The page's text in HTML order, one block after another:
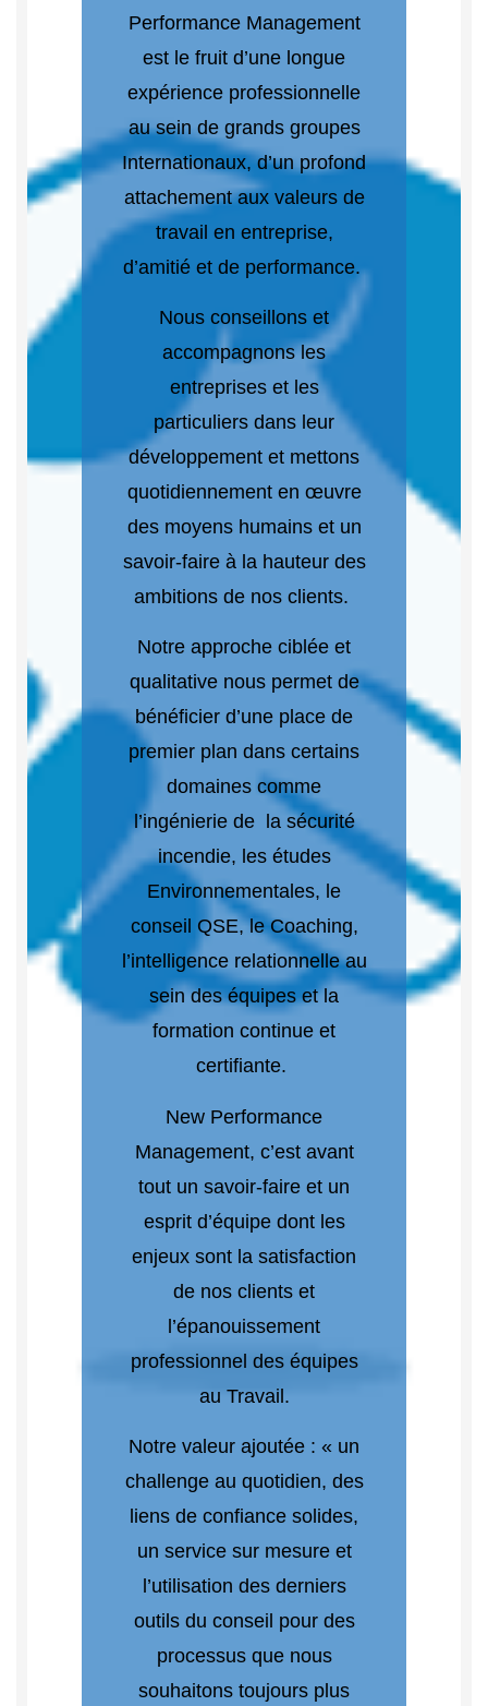
Performance Management
est le fruit d’une longue
expérience professionnelle
au sein de grands groupes
Internationaux, d’un profond
attachement aux valeurs de
travail en entreprise,
d’amitié et de performance.
Nous conseillons et
accompagnons les
entreprises et les
particuliers dans leur
développement et mettons
quotidiennement en œuvre
des moyens humains et un
savoir-faire à la hauteur des
ambitions de nos clients.
Notre approche ciblée et
qualitative nous permet de
bénéficier d’une place de
premier plan dans certains
domaines comme
l’ingénierie de la sécurité
incendie, les études
Environnementales, le
conseil QSE, le Coaching,
l’intelligence relationnelle au
sein des équipes et la
formation continue et
certifiante.
New Performance
Management, c’est avant
tout un savoir-faire et un
esprit d’équipe dont les
enjeux sont la satisfaction
de nos clients et
l’épanouissement
professionnel des équipes
au Travail.
Notre valeur ajoutée : « un
challenge au quotidien, des
liens de confiance solides,
un service sur mesure et
l’utilisation des derniers
outils du conseil pour des
processus que nous
souhaitons toujours plus